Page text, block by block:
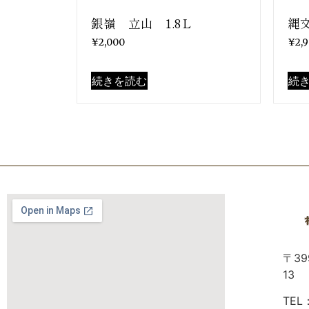
銀嶺 立山 1.8Ｌ
¥2,000
続きを読む
縄
¥
続
〒
13
TEL